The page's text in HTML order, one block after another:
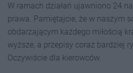
W ramach działań ujawniono 24
prawa. Pamiętajcie, że w naszym
obdarzającym każdego miłością
wyższe, a przepisy coraz bardziej
Oczywiście dla kierowców.